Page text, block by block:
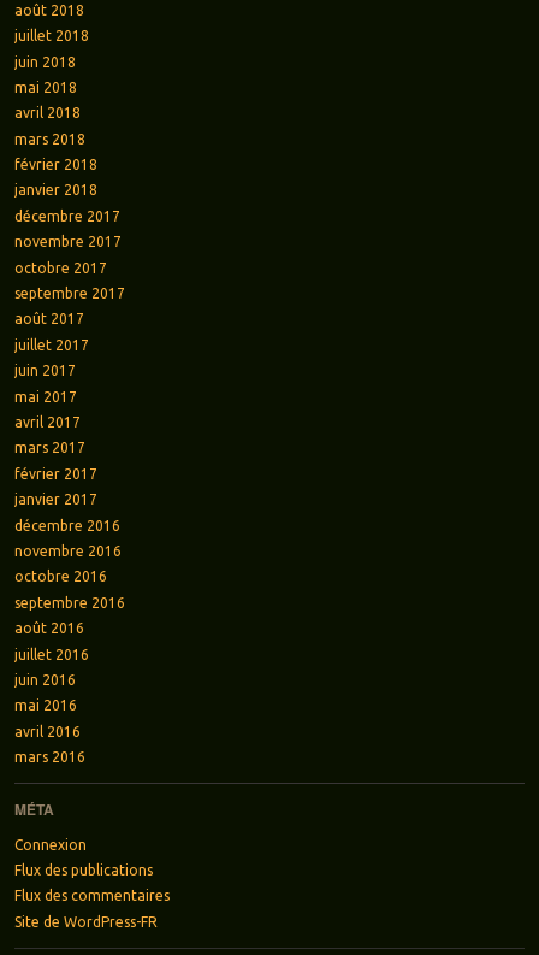
août 2018
juillet 2018
juin 2018
mai 2018
avril 2018
mars 2018
février 2018
janvier 2018
décembre 2017
novembre 2017
octobre 2017
septembre 2017
août 2017
juillet 2017
juin 2017
mai 2017
avril 2017
mars 2017
février 2017
janvier 2017
décembre 2016
novembre 2016
octobre 2016
septembre 2016
août 2016
juillet 2016
juin 2016
mai 2016
avril 2016
mars 2016
MÉTA
Connexion
Flux des publications
Flux des commentaires
Site de WordPress-FR